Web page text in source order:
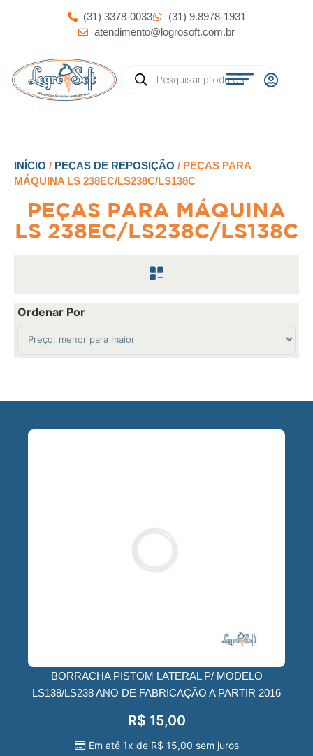
(31) 3378-0033
(31) 9.8978-1931
atendimento@logrosoft.com.br
INÍCIO / PEÇAS DE REPOSIÇÃO / PEÇAS PARA
MÁQUINA LS 238EC/LS238C/LS138C
PEÇAS PARA MÁQUINA
LS 238EC/LS238C/LS138C
Ordenar Por
BORRACHA PISTOM LATERAL P/ MODELO
LS138/LS238 ANO DE FABRICAÇÃO A PARTIR 2016
R$ 15,00
Em até 1x de R$ 15,00 sem juros